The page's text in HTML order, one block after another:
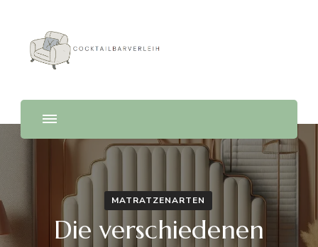
Cocktailbarverleih
MATRATZENARTEN
Die verschiedenen